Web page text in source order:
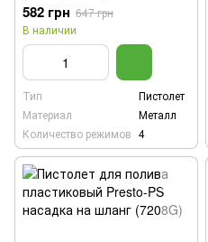
582 грн 647 грн
В наличии
Тип
Пистолет
Материал
Металл
Количество режимов 4